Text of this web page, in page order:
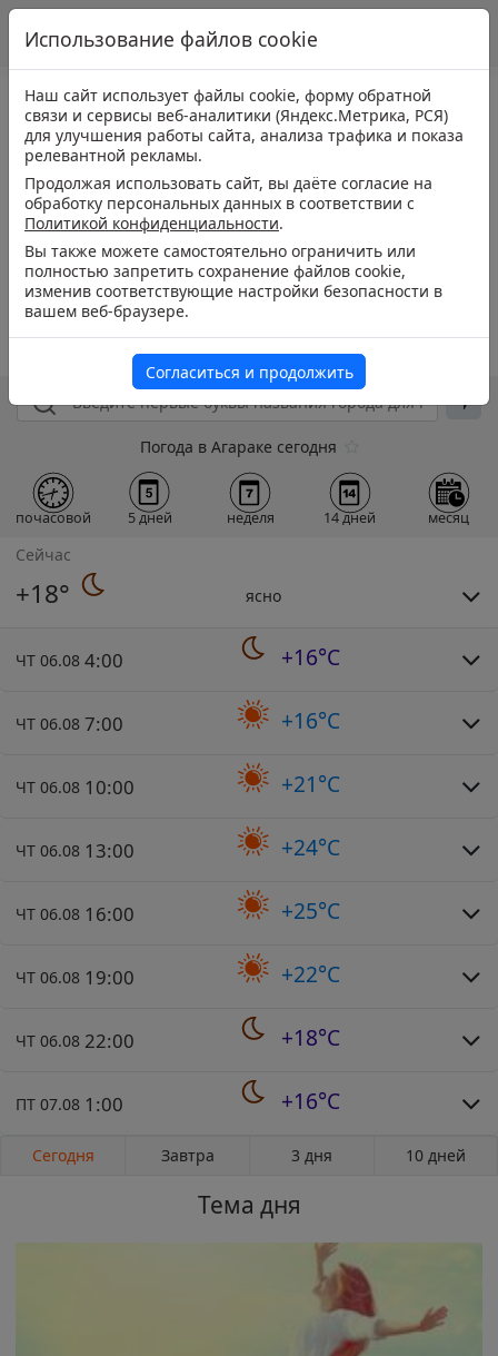
Погода в Агараке сегодня
почасовой 5 дней неделя 14 дней месяц
Сейчас
+18° ясно
ЧТ 06.08 4:00 +16°C
ЧТ 06.08 7:00 +16°C
ЧТ 06.08 10:00 +21°C
ЧТ 06.08 13:00 +24°C
ЧТ 06.08 16:00 +25°C
ЧТ 06.08 19:00 +22°C
ЧТ 06.08 22:00 +18°C
ПТ 07.08 1:00 +16°C
Сегодня Завтра 3 дня 10 дней
Тема дня
Использование файлов cookie
Наш сайт использует файлы cookie, форму обратной
связи и сервисы веб-аналитики (Яндекс.Метрика, РСЯ)
для улучшения работы сайта, анализа трафика и показа
релевантной рекламы.
Продолжая использовать сайт, вы даёте согласие на
обработку персональных данных в соответствии с
Политикой конфиденциальности.
Вы также можете самостоятельно ограничить или
полностью запретить сохранение файлов cookie,
изменив соответствующие настройки безопасности в
вашем веб-браузере.
Согласиться и продолжить